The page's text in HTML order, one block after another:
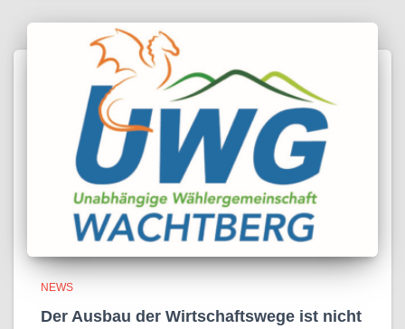
NEWS
Der Ausbau der Wirtschaftswege ist nicht